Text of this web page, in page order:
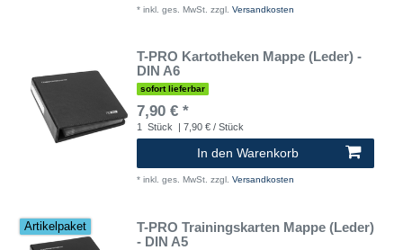
* inkl. ges. MwSt. zzgl. Versandkosten
T-PRO Kartotheken Mappe (Leder) -
DIN A6
sofort lieferbar
7,90 € *
1 Stück | 7,90 € / Stück
In den Warenkorb
* inkl. ges. MwSt. zzgl. Versandkosten
Artikelpaket
T-PRO Trainingskarten Mappe (Leder)
- DIN A5